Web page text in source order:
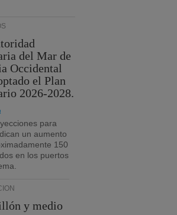
del Mar de
Occidental
el Plan
2026-2028.
para
un aumento
150
en los puertos
y medio